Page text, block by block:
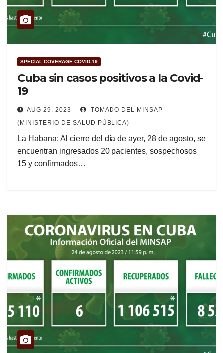
SPECIAL COVERAGE COVID-19
Cuba sin casos positivos a la Covid-
19
AUG 29, 2023
TOMADO DEL MINSAP
(MINISTERIO DE SALUD PÚBLICA)
La Habana: Al cierre del día de ayer, 28 de agosto, se
encuentran ingresados 20 pacientes, sospechosos
15 y confirmados…